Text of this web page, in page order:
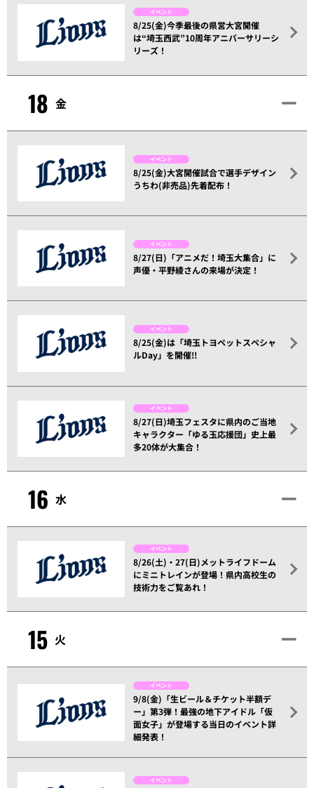
イベント
8/25(金)今季最後の県営大宮開催
は“埼玉西武”10周年アニバーサリーシ
リーズ！
18 金
イベント
8/25(金)大宮開催試合で選手デザイン
うちわ(非売品)先着配布！
イベント
8/27(日)「アニメだ！埼玉大集合」に
声優・平野綾さんの来場が決定！
イベント
8/25(金)は「埼玉トヨペットスペシャ
ルDay」を開催!!
イベント
8/27(日)埼玉フェスタに県内のご当地
キャラクター「ゆる玉応援団」史上最
多20体が大集合！
16 水
イベント
8/26(土)・27(日)メットライフドーム
にミニトレインが登場！県内高校生の
技術力をご覧あれ！
15 火
イベント
9/8(金)「生ビール＆チケット半額デ
ー」第3弾！最強の地下アイドル「仮
面女子」が登場する当日のイベント詳
細発表！
イベント